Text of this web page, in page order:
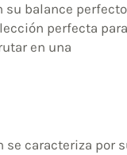
su balance perfecto
perfecta para
en una
se caracteriza por